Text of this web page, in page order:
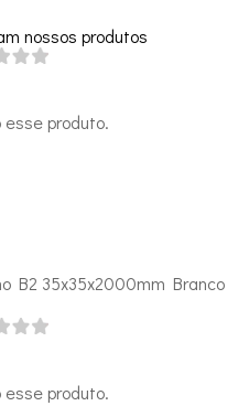
nossos produtos
esse produto.
B2 35x35x2000mm Branco
esse produto.